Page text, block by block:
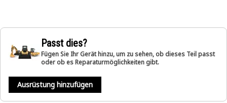
Passt dies?
Fügen Sie Ihr Gerät hinzu, um zu sehen, ob dieses Teil passt
oder ob es Reparaturmöglichkeiten gibt.
Ausrüstung hinzufügen